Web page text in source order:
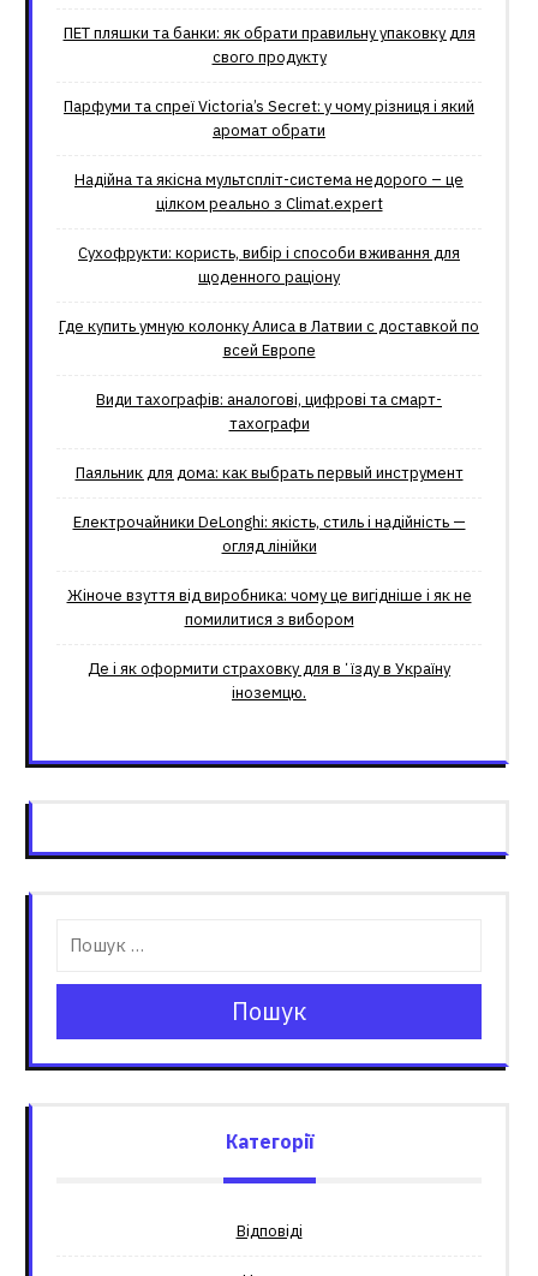
ПЕТ пляшки та банки: як обрати правильну упаковку для
свого продукту
Парфуми та спреї Victoria’s Secret: у чому різниця і який
аромат обрати
Надійна та якісна мультспліт-система недорого – це
цілком реально з Climat.еxpert
Сухофрукти: користь, вибір і способи вживання для
щоденного раціону
Где купить умную колонку Алиса в Латвии с доставкой по
всей Европе
Види тахографів: аналогові, цифрові та смарт-
тахографи
Паяльник для дома: как выбрать первый инструмент
Електрочайники DeLonghi: якість, стиль і надійність —
огляд лінійки
Жіноче взуття від виробника: чому це вигідніше і як не
помилитися з вибором
Де і як оформити страховку для вʼїзду в Україну
іноземцю.
Пошук
Категорії
Відповіді